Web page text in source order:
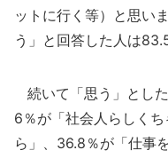
ットに行く等）と思い
う」と回答した人は
続いて「思う」とし
6％が「社会人らしく
ら」、36.8％が「仕事